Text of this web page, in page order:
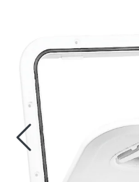
VVS
Motor/Styring
Fortøyning